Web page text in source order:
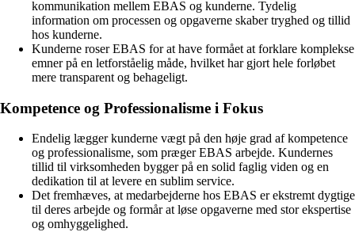
kommunikation mellem EBAS og kunderne. Tydelig
information om processen og opgaverne skaber tryghed og tillid
hos kunderne.
Kunderne roser EBAS for at have formået at forklare komplekse
emner på en letforståelig måde, hvilket har gjort hele forløbet
mere transparent og behageligt.
Kompetence og Professionalisme i Fokus
Endelig lægger kunderne vægt på den høje grad af kompetence
og professionalisme, som præger EBAS arbejde. Kundernes
tillid til virksomheden bygger på en solid faglig viden og en
dedikation til at levere en sublim service.
Det fremhæves, at medarbejderne hos EBAS er ekstremt dygtige
til deres arbejde og formår at løse opgaverne med stor ekspertise
og omhyggelighed.